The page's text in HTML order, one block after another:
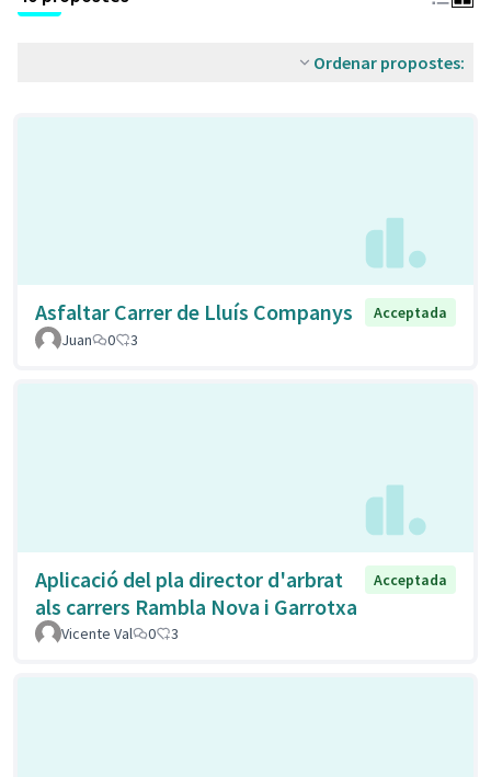
Ordenar propostes:
Asfaltar Carrer de Lluís Companys
Acceptada
Juan
0 3
Aplicació del pla director d'arbrat
als carrers Rambla Nova i Garrotxa
Acceptada
Vicente Val 0 3